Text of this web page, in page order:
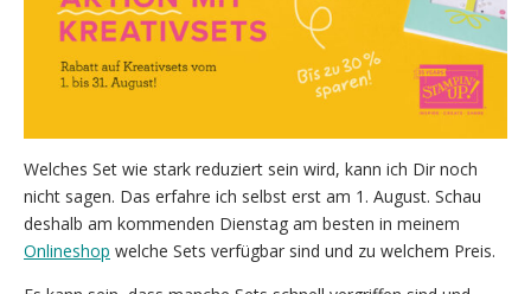
Welches Set wie stark reduziert sein wird, kann ich Dir noch
nicht sagen. Das erfahre ich selbst erst am 1. August. Schau
deshalb am kommenden Dienstag am besten in meinem
Onlineshop welche Sets verfügbar sind und zu welchem Preis.